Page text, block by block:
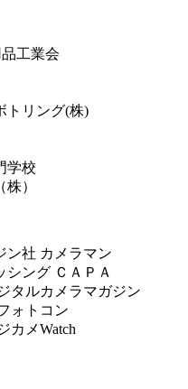
工業会
トリング(株)
学校
）
ン社 カメラマン
シング ＣＡＰＡ
タルカメラマガジン
ォトコン
カメWatch